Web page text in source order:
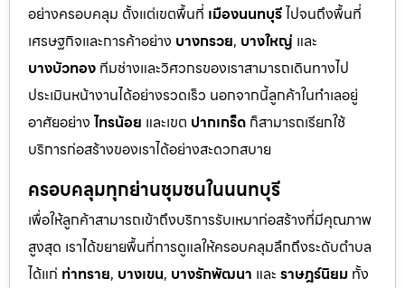
อย่างครอบคลุม ตั้งแต่เขตพื้นที่ เมืองนนทบุรีไปจนถึงพื้นที่
เศรษฐกิจและการค้าอย่าง บางกรวย, บางใหญ่ และ
บางบัวทอง ทีมช่างและวิศวกรของเราสามารถเดินทางไป
ประเมินหน้างานได้อย่างรวดเร็ว นอกจากนี้ลูกค้าในทำเลอยู่
อาศัยอย่าง ไทรน้อย และเขต ปากเกร็ด ก็สามารถเรียกใช้
บริการก่อสร้างของเราได้อย่างสะดวกสบาย
ครอบคลุมทุกย่านชุมชนในนนทบุรี
เพื่อให้ลูกค้าสามารถเข้าถึงบริการรับเหมาก่อสร้างที่มีคุณภาพ
สูงสุด เราได้ขยายพื้นที่การดูแลให้ครอบคลุมลึกถึงระดับตำบล
ได้แก่ ท่าทราย, บางเขน, บางรักพัฒนา และ ราษฎร์นิยม ทั้ง